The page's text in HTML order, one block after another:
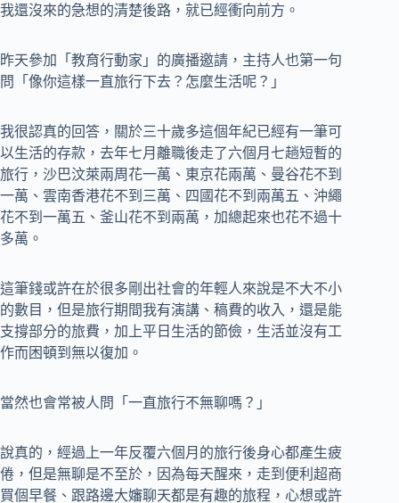
我還沒來的急想的清楚後路，就已經衝向前方。
昨天參加「教育行動家」的廣播邀請，主持人也第一句
問「像你這樣一直旅行下去？怎麼生活呢？」
我很認真的回答，關於三十歲多這個年紀已經有一筆可
以生活的存款，去年七月離職後走了六個月七趟短暫的
旅行，沙巴汶萊兩周花一萬、東京花兩萬、曼谷花不到
一萬、雲南香港花不到三萬、四國花不到兩萬五、沖繩
花不到一萬五、釜山花不到兩萬，加總起來也花不過十
多萬。
這筆錢或許在於很多剛出社會的年輕人來說是不大不小
的數目，但是旅行期間我有演講、稿費的收入，還是能
支撐部分的旅費，加上平日生活的節儉，生活並沒有工
作而困頓到無以復加。
當然也會常被人問「一直旅行不無聊嗎？」
說真的，經過上一年反覆六個月的旅行後身心都產生疲
倦，但是無聊是不至於，因為每天醒來，走到便利超商
買個早餐、跟路邊大嬸聊天都是有趣的旅程，心想或許